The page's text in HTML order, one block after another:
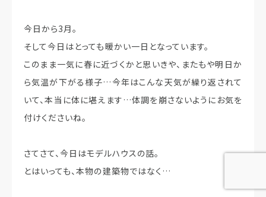
今日から3月。
そして今日はとっても暖かい一日となっています。
このまま一気に春に近づくかと思いきや、またもや明日か
ら気温が下がる様子…今年はこんな天気が繰り返されて
いて、本当に体に堪えます…体調を崩さないようにお気を
付けくださいね。
さてさて、今日はモデルハウスの話。
とはいっても、本物の建築物ではなく…